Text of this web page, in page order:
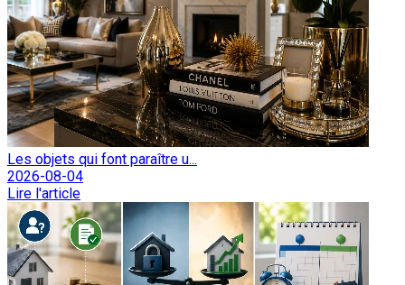
Les objets qui font paraître u...
2026-08-04
Lire l'article